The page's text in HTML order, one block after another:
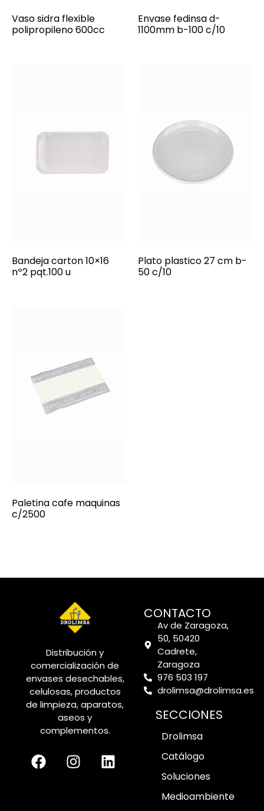
Vaso sidra flexible
polipropileno 600cc
Envase fedinsa d-
1100mm b-100 c/10
Bandeja carton 10×16
nº2 pqt.100 u
Plato plastico 27 cm b-
50 c/10
Paletina cafe maquinas
c/2500
Distribución y
comercialización de
envases desechables,
celulosas, productos
de limpieza, aparatos,
aseos y
complementos.
CONTACTO
Av de Zaragoza,
50, 50420
Cadrete,
Zaragoza
976 503 197
drolimsa@drolimsa.es
SECCIONES
Drolimsa
Catálogo
Soluciones
Medioambiente